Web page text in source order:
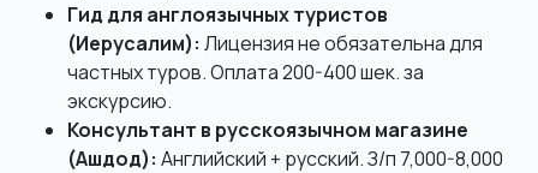
Гид для англоязычных туристов
(Иерусалим): Лицензия не обязательна для
частных туров. Оплата 200-400 шек. за
экскурсию.
Консультант в русскоязычном магазине
(Ашдод): Английский + русский. З/п 7,000-8,000